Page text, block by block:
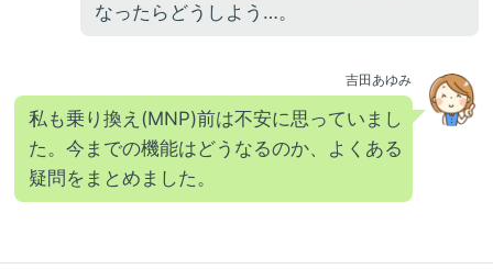
なったらどうしよう…。
吉田あゆみ
私も乗り換え(MNP)前は不安に思っていまし
た。今までの機能はどうなるのか、よくある
疑問をまとめました。